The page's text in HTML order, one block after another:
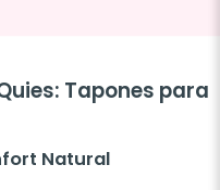
Tapones para
Natural